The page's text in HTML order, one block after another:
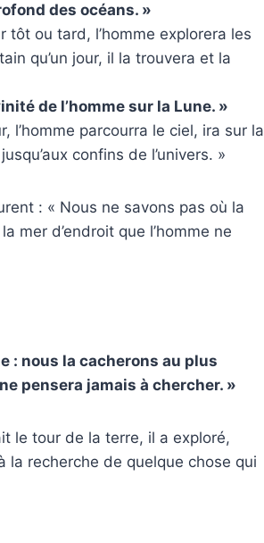
des océans. »
tôt ou tard, l’homme explorera les
qu’un jour, il la trouvera et la
de l’homme sur la Lune. »
l’homme parcourra le ciel, ira sur la
confins de l’univers. »
: « Nous ne savons pas où la
mer d’endroit que l’homme ne
: nous la cacherons au plus
pensera jamais à chercher. »
le tour de la terre, il a exploré,
la recherche de quelque chose qui